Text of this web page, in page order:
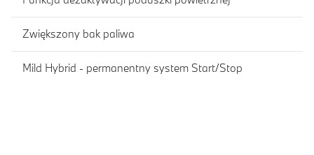
Zwiększony bak paliwa
Mild Hybrid - permanentny system Start/Stop